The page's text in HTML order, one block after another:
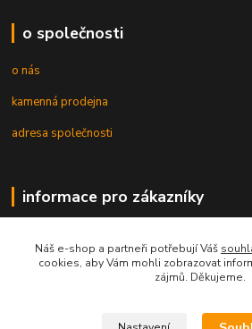
o společnosti
o nás
kamenná prodejna
adresa společnosti
informace pro zákazníky
platba, vyzvednutí zboží, doprava
Náš e-shop a partneři potřebují Váš
cookies, aby Vám mohli zobrazovat
zájmů. Děkujeme.